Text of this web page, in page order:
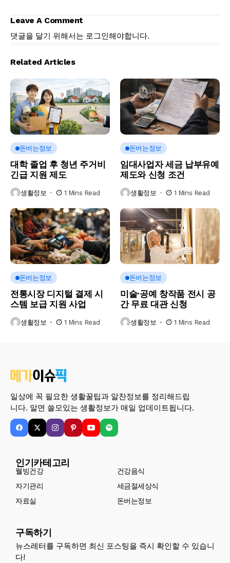
Leave A Comment
댓글을 달기 위해서는 로그인해야합니다.
Related Articles
돈버는정보
대학 졸업 후 청년 주거비
긴급 지원 제도
생활정보 1 Mins Read
돈버는정보
임대사업자 세금 납부유예
제도와 신청 조건
생활정보 1 Mins Read
돈버는정보
전통시장 디지털 결제 시
스템 보급 지원 사업
생활정보 1 Mins Read
돈버는정보
미술·공예 창작품 전시 공
간 무료 대관 신청
생활정보 1 Mins Read
일상에 꼭 필요한 생활꿀팁과 알찬정보를 정리해드립
니다. 알면 쓸모있는 생활정보가 매일 업데이트됩니다.
인기카테고리
웰빙건강
건강음식
자기관리
세금절세상식
자료실
돈버는정보
구독하기
뉴스레터를 구독하면 최신 포스팅을 즉시 확인할 수 있습니
다!